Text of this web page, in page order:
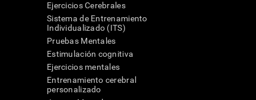
Ejercicios Cerebrales
Sistema de Entrenamiento
Individualizado (ITS)
Pruebas Mentales
Estimulación cognitiva
Ejercicios mentales
Entrenamiento cerebral
personalizado